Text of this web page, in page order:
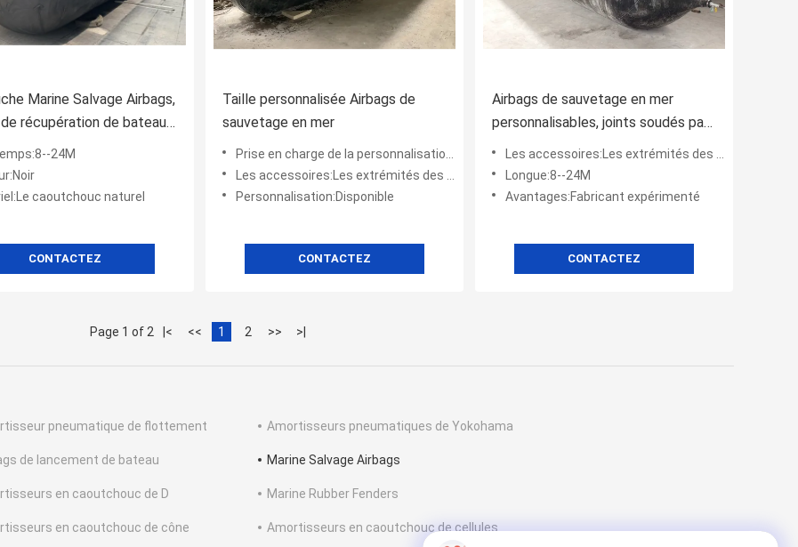
Marine Salvage Airbags,
récupération de bateau
24M
caoutchouc naturel
CONTACTEZ
Taille personnalisée Airbags de
sauvetage en mer
Prise en charge de la personnalisation:- Oui, oui.
Les accessoires:Les extrémités des airbags, les cordes des airbags, les menottes des airbags
Personnalisation:Disponible
CONTACTEZ
Airbags de sauvetage en mer
personnalisables, joints soudés par
RF et câbles pour airbags inclus
Les accessoires:Les extrémités des airbags, les cordes des airbags, les menottes des airbags
Longue:8--24M
Avantages:Fabricant expérimenté
CONTACTEZ
Page 1 of 2 |< << 1 2 >> >|
pneumatique de flottement Amortisseurs pneumatiques de Yokohama
de lancement de bateau Marine Salvage Airbags
en caoutchouc de D Marine Rubber Fenders
en caoutchouc de cône Amortisseurs en caoutchouc de cellules